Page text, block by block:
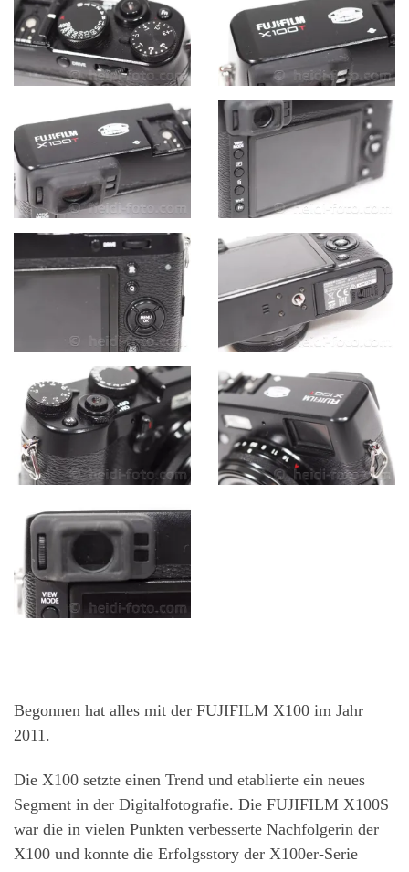
Begonnen hat alles mit der FUJIFILM X100 im Jahr
2011.
Die X100 setzte einen Trend und etablierte ein neues
Segment in der Digitalfotografie. Die FUJIFILM X100S
war die in vielen Punkten verbesserte Nachfolgerin der
X100 und konnte die Erfolgsstory der X100er-Serie